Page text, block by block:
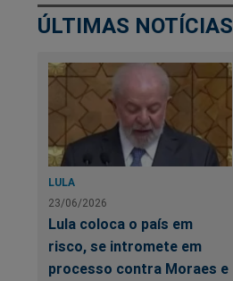
ÚLTIMAS NOTÍCIAS
LULA
23/06/2026
Lula coloca o país em
risco, se intromete em
processo contra Moraes e